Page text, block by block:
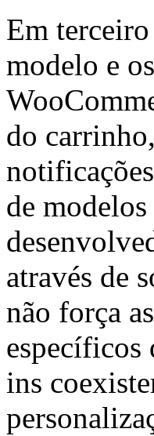
Em
modelo e
do
de
através de
não força
específicos
ins